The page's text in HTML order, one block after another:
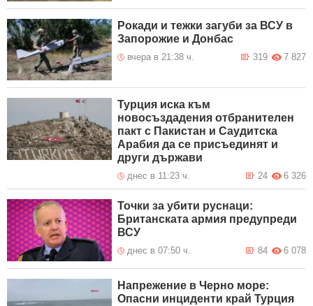
Рокади и тежки загуби за ВСУ в
Запорожие и Донбас
вчера в 21:38 ч. 7 827
319
Турция иска към
новосъздадения отбранителен
пакт с Пакистан и Саудитска
Арабия да се присъединят и
други държави
днес в 11:23 ч. 6 326
24
Точки за убити руснаци:
Британската армия предупреди
ВСУ
днес в 07:50 ч. 6 078
84
Напрежение в Черно море:
Опасни инциденти край Турция